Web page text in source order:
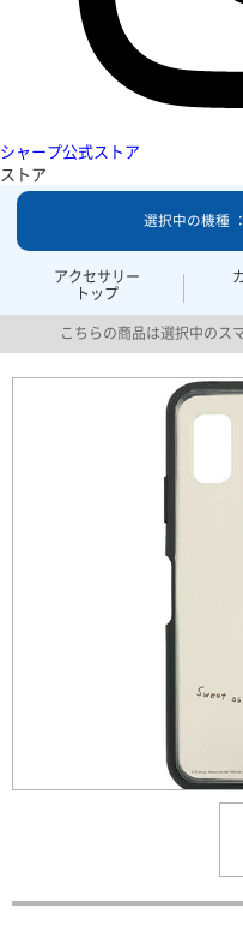
シャープ公式ストア
ストア
アクセサリー
トップ
選択中の機種 ：
こちらの商品は選択中のス